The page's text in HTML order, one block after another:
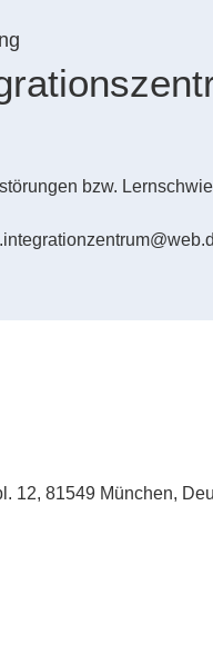
bzw.
12, 81549 München,